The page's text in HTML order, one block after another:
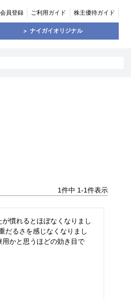
会員登録 ご利用ガイド 株主優待ガイド
ナイガイオリジナル
1件中 1-1件表示
慣れるとほぼなくなりまし
だるさを感じなくなりまし
かと思うほどの効き目で